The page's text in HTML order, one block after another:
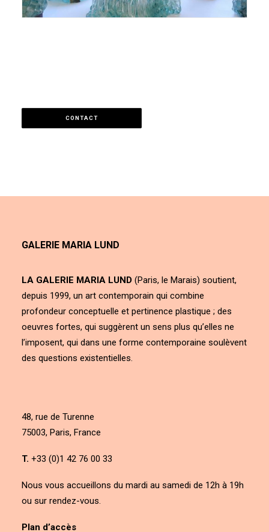
CONTACT
GALERIE MARIA LUND
LA GALERIE MARIA LUND (Paris, le Marais) soutient,
depuis 1999, un art contemporain qui combine
profondeur conceptuelle et pertinence plastique ; des
oeuvres fortes, qui suggèrent un sens plus qu’elles ne
l’imposent, qui dans une forme contemporaine soulèvent
des questions existentielles.
48, rue de Turenne
75003, Paris, France
T. +33 (0)1 42 76 00 33
Nous vous accueillons du mardi au samedi de 12h à 19h
ou sur rendez-vous.
Plan d’accès